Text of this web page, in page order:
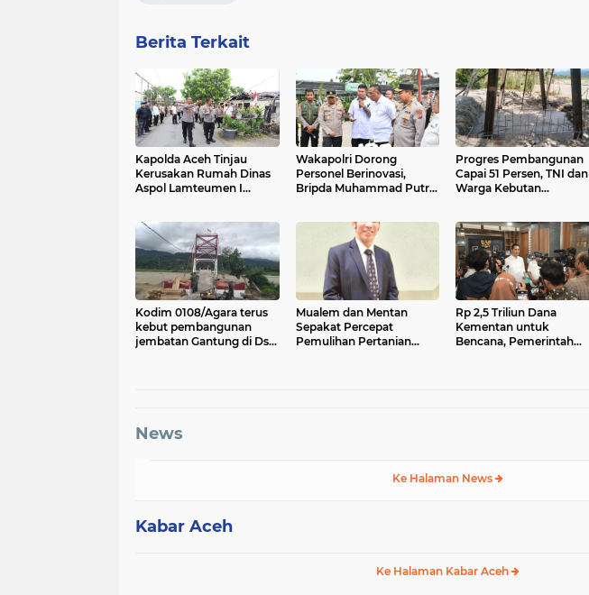
Berita Terkait
Kapolda Aceh Tinjau
Kerusakan Rumah Dinas
Aspol Lamteumen I
Wakapolri Dorong
Personel Berinovasi,
Bripda Muhammad Putra
Progres Pembangunan
Capai 51 Persen, TNI dan
Warga Kebutan
Kodim 0108/Agara terus
kebut pembangunan
jembatan Gantung di Ds.
Mualem dan Mentan
Sepakat Percepat
Pemulihan Pertanian
Rp 2,5 Triliun Dana
Kementan untuk
Bencana, Pemerintah
News
Ke Halaman News
Kabar Aceh
Ke Halaman Kabar Aceh